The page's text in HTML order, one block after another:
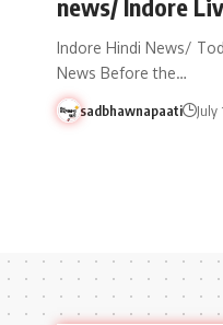
news/ Indore
Indore Hindi News/
News Before the…
sadbhawnapaati July